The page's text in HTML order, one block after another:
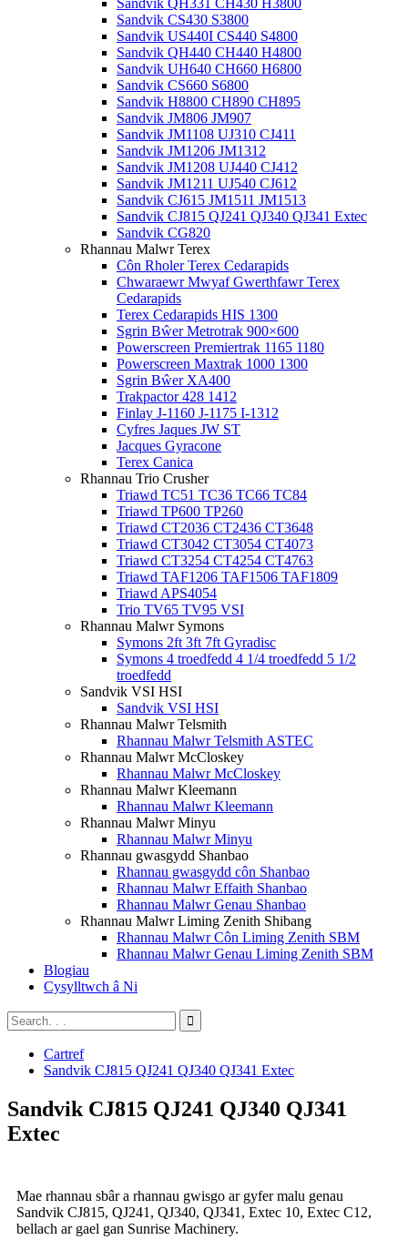
Sandvik QH331 CH430 H3800
Sandvik CS430 S3800
Sandvik US440I CS440 S4800
Sandvik QH440 CH440 H4800
Sandvik UH640 CH660 H6800
Sandvik CS660 S6800
Sandvik H8800 CH890 CH895
Sandvik JM806 JM907
Sandvik JM1108 UJ310 CJ411
Sandvik JM1206 JM1312
Sandvik JM1208 UJ440 CJ412
Sandvik JM1211 UJ540 CJ612
Sandvik CJ615 JM1511 JM1513
Sandvik CJ815 QJ241 QJ340 QJ341 Extec
Sandvik CG820
Rhannau Malwr Terex
Côn Rholer Terex Cedarapids
Chwaraewr Mwyaf Gwerthfawr Terex
Cedarapids
Terex Cedarapids HIS 1300
Sgrin Bŵer Metrotrak 900×600
Powerscreen Premiertrak 1165 1180
Powerscreen Maxtrak 1000 1300
Sgrin Bŵer XA400
Trakpactor 428 1412
Finlay J-1160 J-1175 I-1312
Cyfres Jaques JW ST
Jacques Gyracone
Terex Canica
Rhannau Trio Crusher
Triawd TC51 TC36 TC66 TC84
Triawd TP600 TP260
Triawd CT2036 CT2436 CT3648
Triawd CT3042 CT3054 CT4073
Triawd CT3254 CT4254 CT4763
Triawd TAF1206 TAF1506 TAF1809
Triawd APS4054
Trio TV65 TV95 VSI
Rhannau Malwr Symons
Symons 2ft 3ft 7ft Gyradisc
Symons 4 troedfedd 4 1/4 troedfedd 5 1/2
troedfedd
Sandvik VSI HSI
Sandvik VSI HSI
Rhannau Malwr Telsmith
Rhannau Malwr Telsmith ASTEC
Rhannau Malwr McCloskey
Rhannau Malwr McCloskey
Rhannau Malwr Kleemann
Rhannau Malwr Kleemann
Rhannau Malwr Minyu
Rhannau Malwr Minyu
Rhannau gwasgydd Shanbao
Rhannau gwasgydd côn Shanbao
Rhannau Malwr Effaith Shanbao
Rhannau Malwr Genau Shanbao
Rhannau Malwr Liming Zenith Shibang
Rhannau Malwr Côn Liming Zenith SBM
Rhannau Malwr Genau Liming Zenith SBM
Blogiau
Cysylltwch â Ni
Cartref
Sandvik CJ815 QJ241 QJ340 QJ341 Extec
Sandvik CJ815 QJ241 QJ340 QJ341
Extec
Mae rhannau sbâr a rhannau gwisgo ar gyfer malu genau
Sandvik CJ815, QJ241, QJ340, QJ341, Extec 10, Extec C12,
bellach ar gael gan Sunrise Machinery.